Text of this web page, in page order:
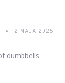
2 MAJA 2025